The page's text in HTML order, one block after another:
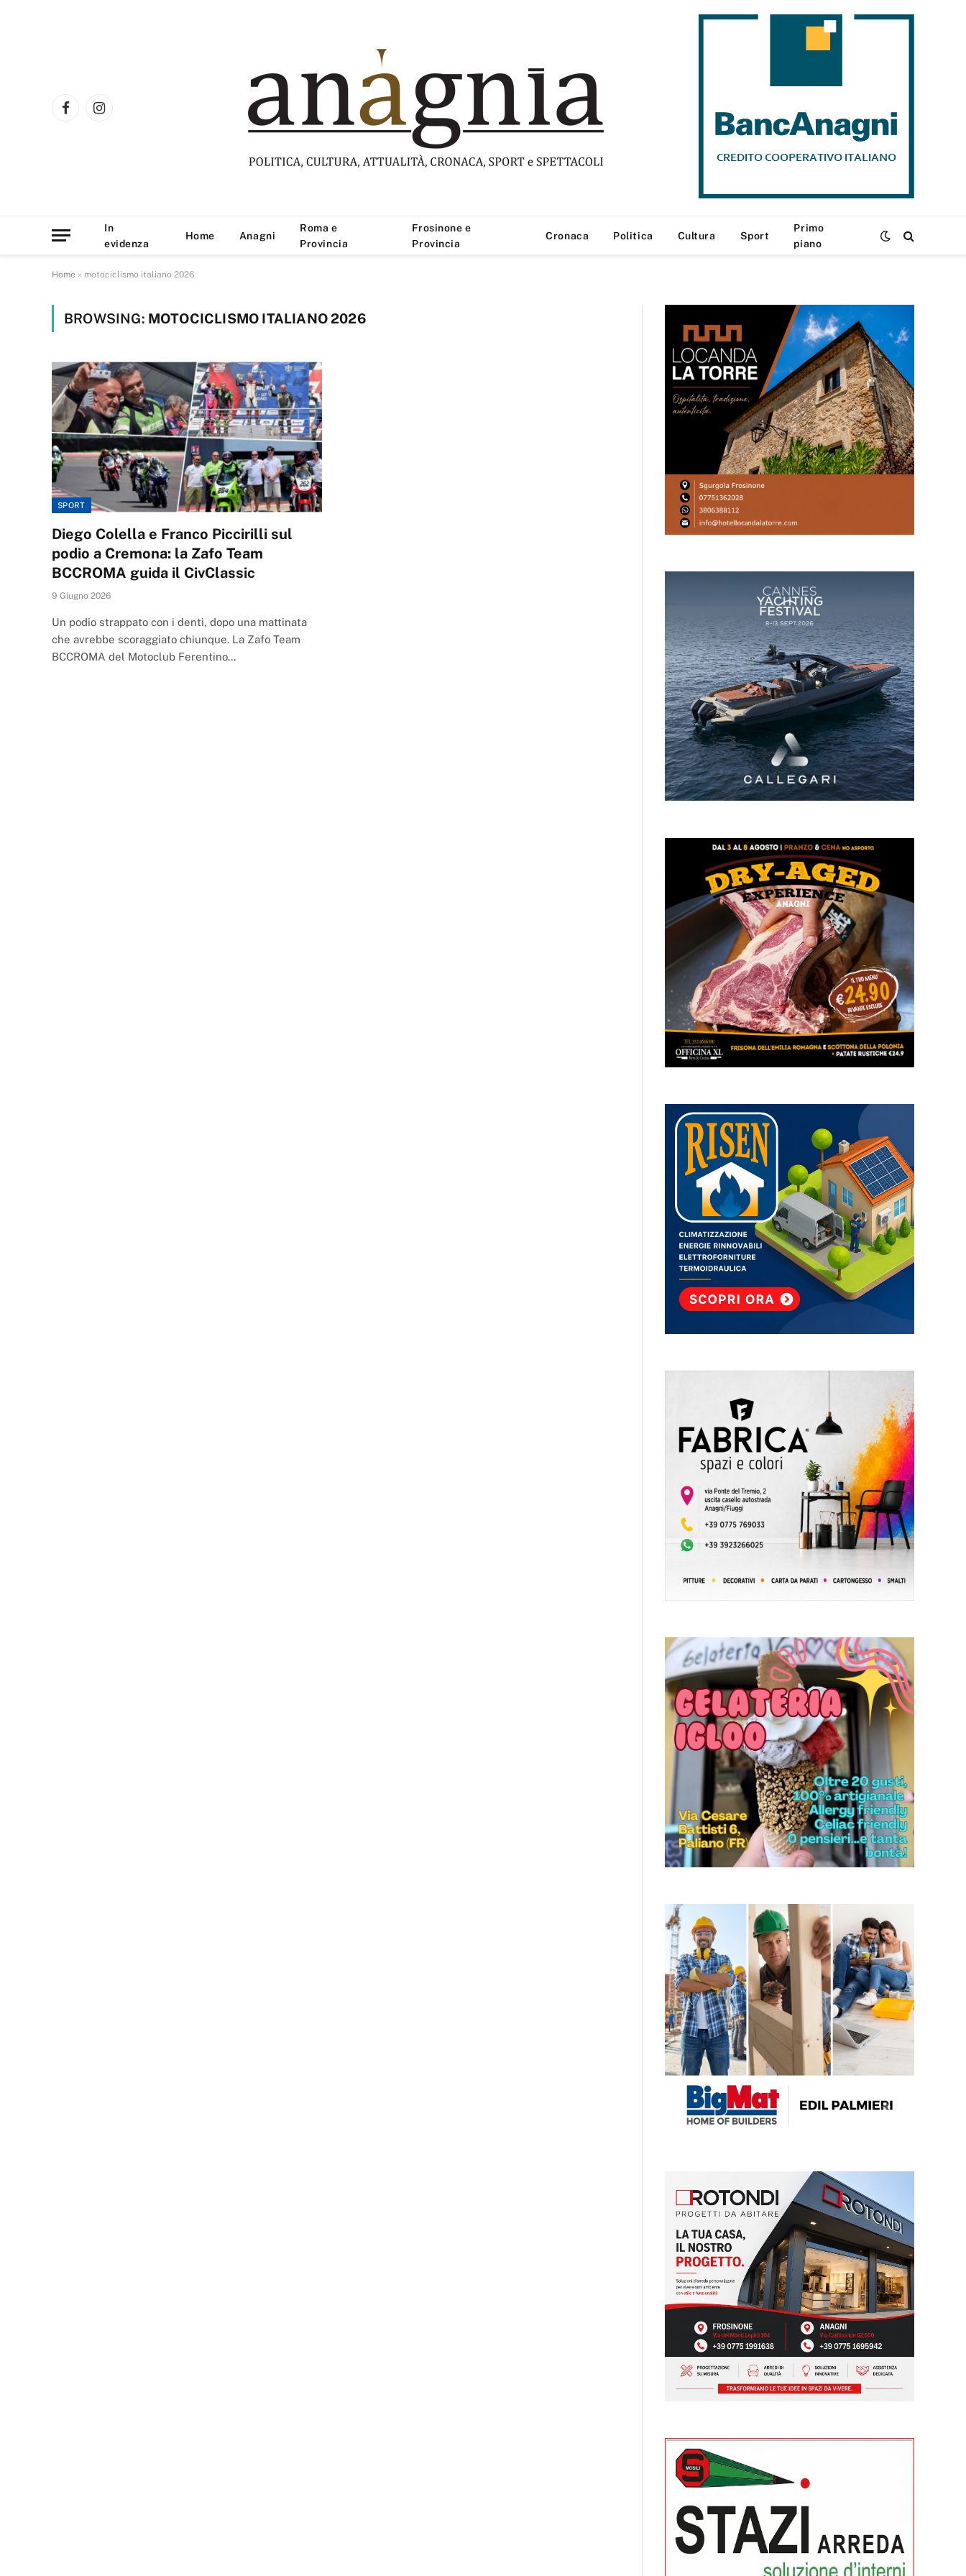
FacebookInstagram
In
evidenza
Home Anagni
Roma e
Provincia
Frosinone e
Provincia
Cronaca Politica Cultura Sport
Primo
piano
Home » motociclismo italiano 2026
BROWSING: MOTOCICLISMO ITALIANO 2026
SPORT
Diego Colella e Franco Piccirilli sul
podio a Cremona: la Zafo Team
BCCROMA guida il CivClassic
9 Giugno 2026
Un podio strappato con i denti, dopo una mattinata
che avrebbe scoraggiato chiunque. La Zafo Team
BCCROMA del Motoclub Ferentino…